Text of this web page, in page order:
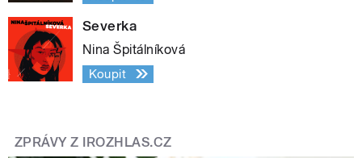
Severka
Nina Špitálníková
Koupit
ZPRÁVY Z IROZHLAS.CZ